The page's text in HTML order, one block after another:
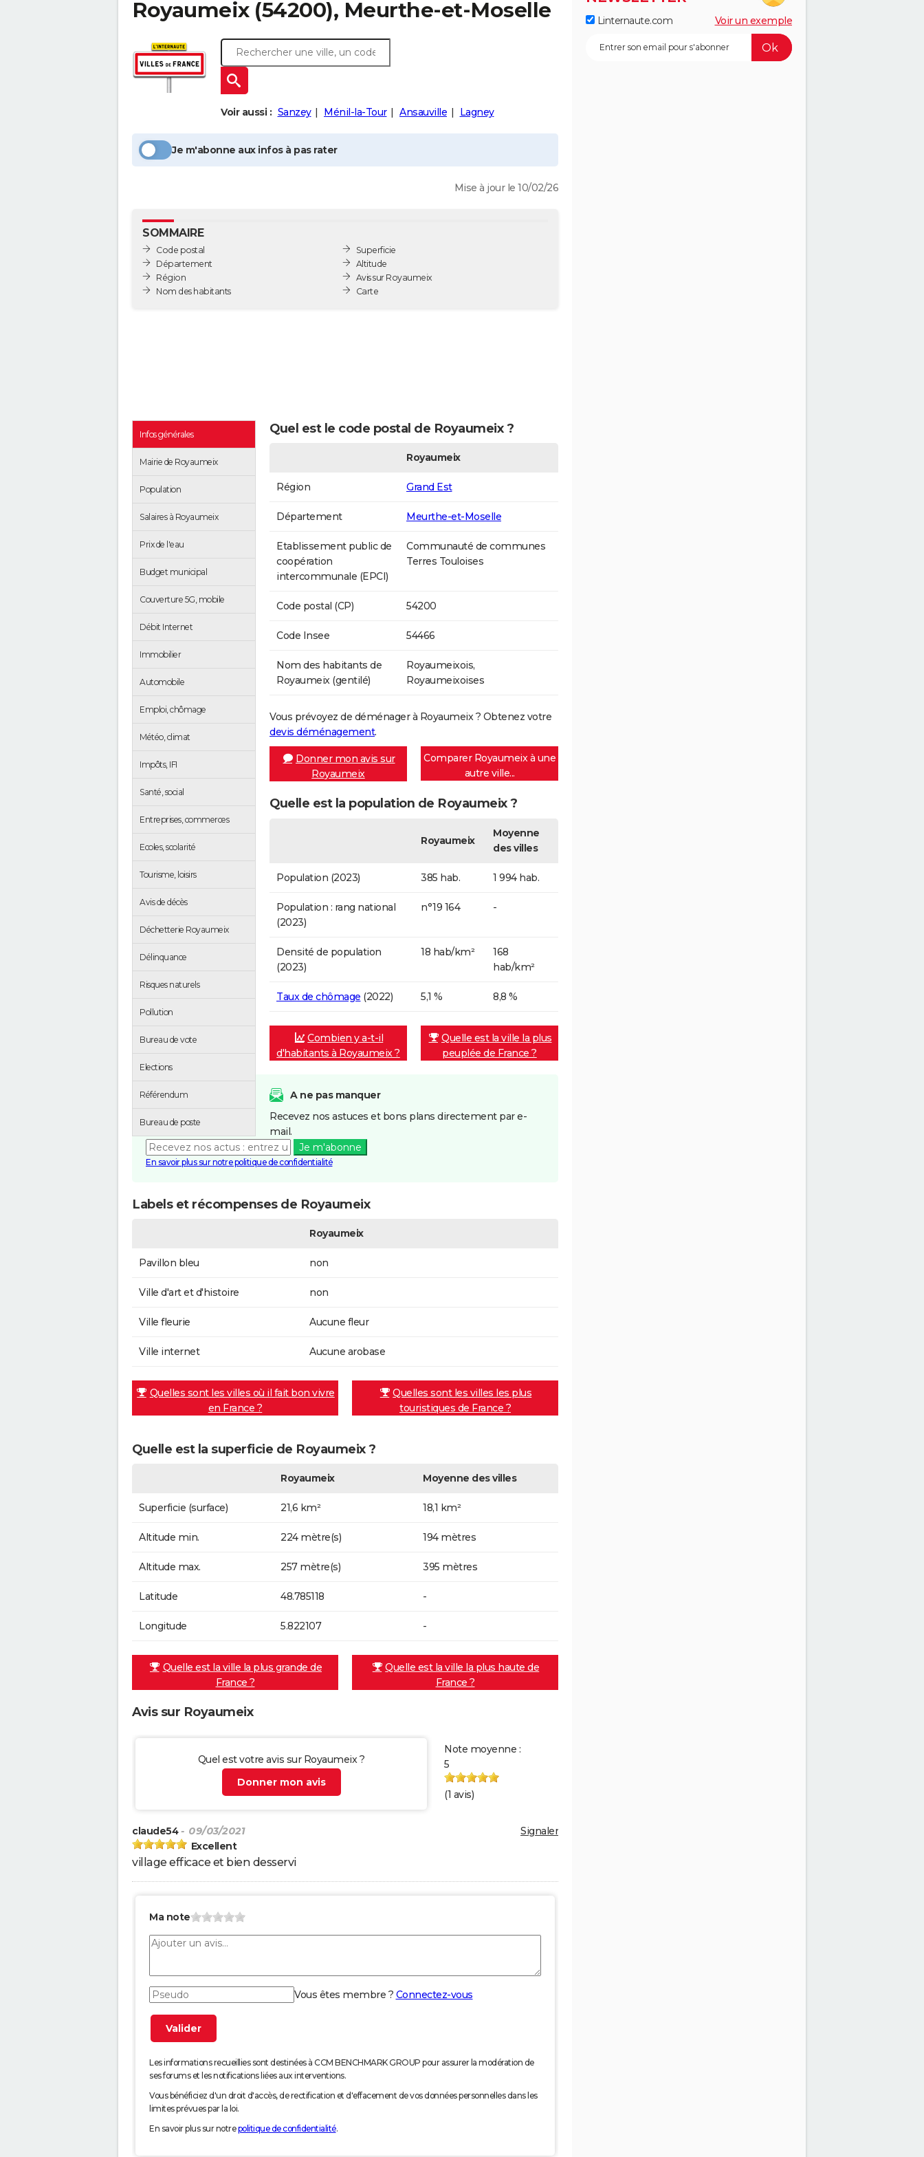
Royaumeix(54200), Meurthe-et-Moselle
Voir aussi : Sanzey Ménil-la-Tour Ansauville Lagney
Je m'abonne aux infos à pas rater
Mise à jour le 10/02/26
SOMMAIRE
Code postal
Département
Région
Nom des habitants
Superficie
Altitude
Avis sur Royaumeix
Carte
Infos générales
Mairie de Royaumeix
Population
Salaires à Royaumeix
Prix de l'eau
Budget municipal
Couverture 5G, mobile
Débit Internet
Immobilier
Automobile
Emploi, chômage
Météo, climat
Impôts, IFI
Santé, social
Entreprises, commerces
Ecoles, scolarité
Tourisme, loisirs
Avis de décès
Déchetterie Royaumeix
Délinquance
Risques naturels
Pollution
Bureau de vote
Elections
Référendum
Bureau de poste
Quel est le code postal de Royaumeix ?
Royaumeix
Région Grand Est
Département Meurthe-et-Moselle
Etablissement public de
coopération
intercommunale (EPCI)
Communauté de communes
Terres Touloises
Code postal (CP) 54200
Code Insee 54466
Nom des habitants de
Royaumeix (gentilé)
Royaumeixois,
Royaumeixoises
Vous prévoyez de déménager à Royaumeix ? Obtenez votre
devis déménagement.
Donner mon avis sur
Royaumeix
Comparer Royaumeix à une
autre ville...
Quelle est la population de Royaumeix ?
Royaumeix
Moyenne
des villes
Population (2023) 385 hab. 1 994 hab.
Population : rang national
(2023)
n°19 164 -
Densité de population
(2023)
18 hab/km²
168
hab/km²
Taux de chômage (2022) 5,1 % 8,8 %
Combien y a-t-il
d'habitants à Royaumeix ?
Quelle est la ville la plus
peuplée de France ?
A ne pas manquer
Recevez nos astuces et bons plans directement par e-
mail.
Je m'abonne
En savoir plus sur notre politique de confidentialité
Labels et récompenses de Royaumeix
Royaumeix
Pavillon bleu non
Ville d'art et d'histoire non
Ville fleurie Aucune fleur
Ville internet Aucune arobase
Quelles sont les villes où il fait bon vivre
en France ?
Quelles sont les villes les plus
touristiques de France ?
Quelle est la superficie de Royaumeix ?
Royaumeix Moyenne des villes
Superficie (surface) 21,6 km² 18,1 km²
Altitude min. 224 mètre(s) 194 mètres
Altitude max. 257 mètre(s) 395 mètres
Latitude 48.785118 -
Longitude 5.822107 -
Quelle est la ville la plus grande de
France ?
Quelle est la ville la plus haute de
France ?
Avis sur Royaumeix
Quel est votre avis sur Royaumeix ?
Donner mon avis
Note moyenne :
5
(1 avis)
Signaler
claude54- 09/03/2021
Excellent
village efficace et bien desservi
Ma note
Vous êtes membre ? Connectez-vous
Les informations recueillies sont destinées à CCM BENCHMARK GROUP pour assurer la modération de
ses forums et les notifications liées aux interventions.
Vous bénéficiez d'un droit d'accès, de rectification et d'effacement de vos données personnelles dans les
limites prévues par la loi.
En savoir plus sur notrepolitique de confidentialité.
Linternaute.com Voir un exemple